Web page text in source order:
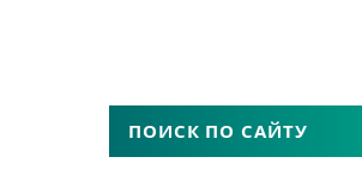
ПОИСК ПО САЙТУ